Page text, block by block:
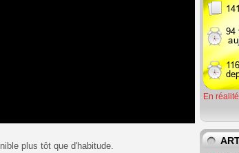
plus tôt que d'habitude.
En